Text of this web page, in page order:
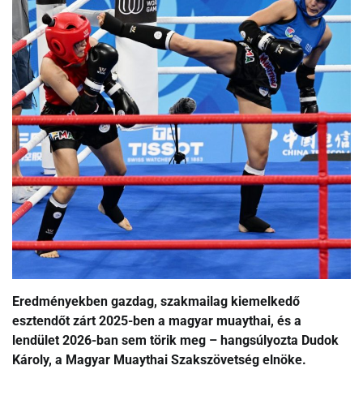
Eredményekben gazdag, szakmailag kiemelkedő
esztendőt zárt 2025-ben a magyar muaythai, és a
lendület 2026-ban sem törik meg – hangsúlyozta Dudok
Károly, a Magyar Muaythai Szakszövetség elnöke.